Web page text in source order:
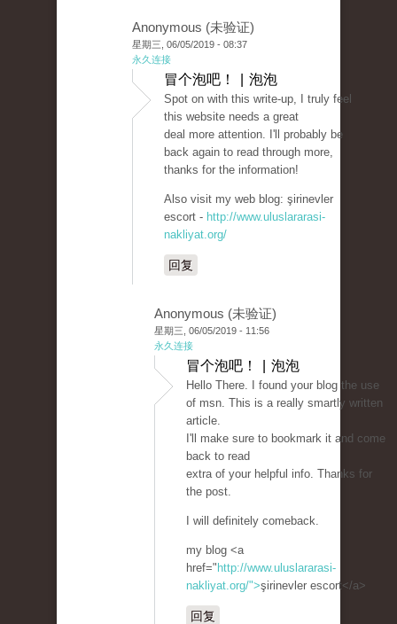
Anonymous (未验证)
星期三, 06/05/2019 - 08:37
永久连接
冒个泡吧！ | 泡泡
Spot on with this write-up, I truly feel
this website needs a great
deal more attention. I'll probably be
back again to read through more,
thanks for the information!
Also visit my web blog: şirinevler
escort - http://www.uluslararasi-
nakliyat.org/
回复
Anonymous (未验证)
星期三, 06/05/2019 - 11:56
永久连接
冒个泡吧！ | 泡泡
Hello There. I found your blog the use
of msn. This is a really smartly written
article.
I'll make sure to bookmark it and come
back to read
extra of your helpful info. Thanks for
the post.
I will definitely comeback.
my blog <a
href=" http://www.uluslararasi-
nakliyat.org/">şirinevler escort</a>
回复